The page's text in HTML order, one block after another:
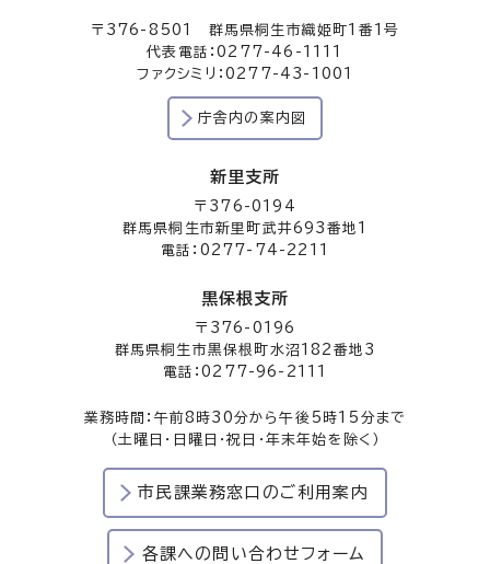
〒376-8501 群馬県桐生市織姫町1番1号
代表電話：0277-46-1111
ファクシミリ：0277-43-1001
庁舎内の案内図
新里支所
〒376-0194
群馬県桐生市新里町武井693番地1
電話：0277-74-2211
黒保根支所
〒376-0196
群馬県桐生市黒保根町水沼182番地3
電話：0277-96-2111
業務時間：午前8時30分から午後5時15分まで
（土曜日・日曜日・祝日・年末年始を除く）
市民課業務窓口のご利用案内
各課への問い合わせフォーム